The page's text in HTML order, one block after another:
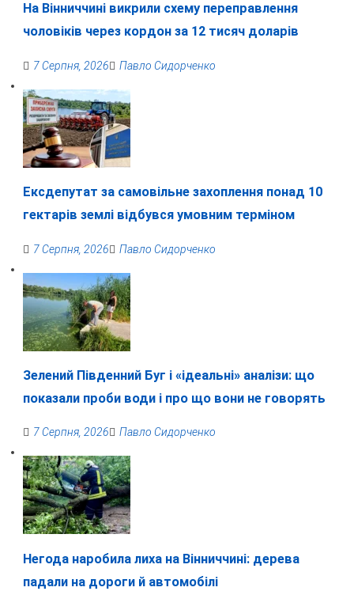
На Вінниччині викрили схему переправлення
чоловіків через кордон за 12 тисяч доларів
7 Серпня, 2026 Павло Сидорченко
Ексдепутат за самовільне захоплення понад 10
гектарів землі відбувся умовним терміном
7 Серпня, 2026 Павло Сидорченко
Зелений Південний Буг і «ідеальні» аналізи: що
показали проби води і про що вони не говорять
7 Серпня, 2026 Павло Сидорченко
Негода наробила лиха на Вінниччині: дерева
падали на дороги й автомобілі